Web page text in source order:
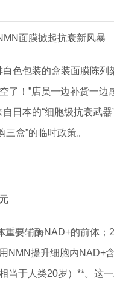
面膜掀起抗衰新风暴
色包装的盒装面膜陈列
了！”店员一边补货一
日本的“细胞级抗衰武
盒”的临时政策。
要辅酶NAD+的前体；
NMN提升细胞内NAD+
当于人类20岁）**。这